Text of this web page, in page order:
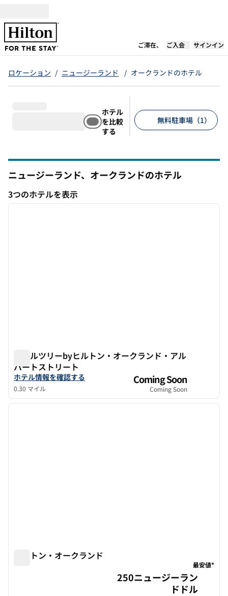
ご滞在、 新しいタブで開
ご入会 サインイン
ロケーション / ニュージーランド / オークランドのホテル
ホテル
を比較
する
無料駐車場（1）
ニュージーランド、オークランドのホテル
3つのホテルを表示
3つのホテルを表示
1/12
次の
ダブルツリーbyヒルトン・オークランド・アル
バートストリート
ダブルツリーbyヒルトン・オークランド・アルバートス
ダブルツリーbyヒルトン・オークランド・アルバート・ストリー
ホテル情報を確認する
0.30 マイル
Coming Soon
Coming Soon
1/12
1/12
次の
ヒルトン・オークランド
最安値*
250ニュージーラン
ドドル